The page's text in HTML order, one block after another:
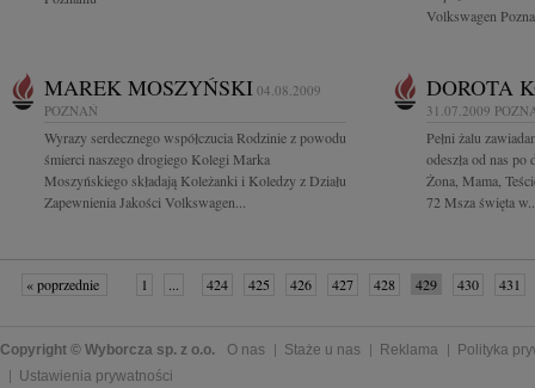
Volkswagen
MAREK MOSZYŃSKI 04.08.2009
POZNAŃ
Wyrazy serdecznego współczucia Rodzinie z powodu
śmierci naszego drogiego Kolegi Marka
Moszyńskiego składają Koleżanki i Koledzy z Działu
Zapewnienia Jakości Volkswagen...
DOROTA
31.07.2009
Pełni żalu
odeszła od nas po
Żona, Mama,
72 Msza święta
« poprzednie 1 ... 424 425 426 427 428 429 430
431
Copyright © Wyborcza sp. z o.o. O nas Staże u nas Reklama
Polityka
Ustawienia prywatności